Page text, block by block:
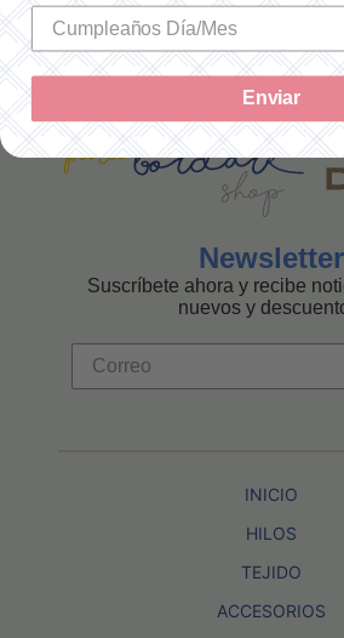
MEXICANA
Newsletter
Suscríbete ahora y recibe
nuevos y
INICIO
HILOS
TEJIDO
ACCESORIOS
Enviar